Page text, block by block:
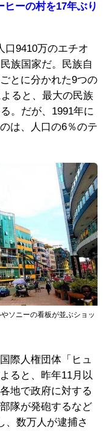
ーの村を17年ぶり
9410万のエチオ
族国家だ。民族自
とに分かれた9つの
ると、最大の民族
。だが、1991年に
は、人口の6％のテ
ソニーの看板が並ぶショッ
際人権団体「ヒュ
ると、昨年11月以
地で政府に対する
隊が発砲するなど
、数万人が逮捕さ